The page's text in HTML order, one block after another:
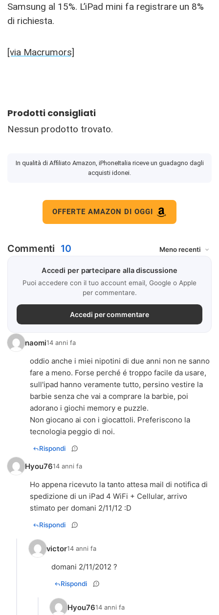
Samsung al 15%. L’iPad mini fa registrare un 8%
di richiesta.
[via Macrumors]
Prodotti consigliati
Nessun prodotto trovato.
In qualità di Affiliato Amazon, iPhoneItalia riceve un guadagno dagli
acquisti idonei.
OFFERTE AMAZON DI OGGI
Commenti 10
Accedi per partecipare alla discussione
Puoi accedere con il tuo account email, Google o Apple
per commentare.
Accedi per commentare
naomi14 anni fa
oddio anche i miei nipotini di due anni non ne sanno
fare a meno. Forse perché é troppo facile da usare,
sull'ipad hanno veramente tutto, persino vestire la
barbie senza che vai a comprare la barbie, poi
adorano i giochi memory e puzzle.
Non giocano ai con i giocattoli. Preferiscono la
tecnologia peggio di noi.
Rispondi
Hyou7614 anni fa
Ho appena ricevuto la tanto attesa mail di notifica di
spedizione di un iPad 4 WiFi + Cellular, arrivo
stimato per domani 2/11/12 :D
Rispondi
victor14 anni fa
domani 2/11/2012 ?
Rispondi
Hyou7614 anni fa